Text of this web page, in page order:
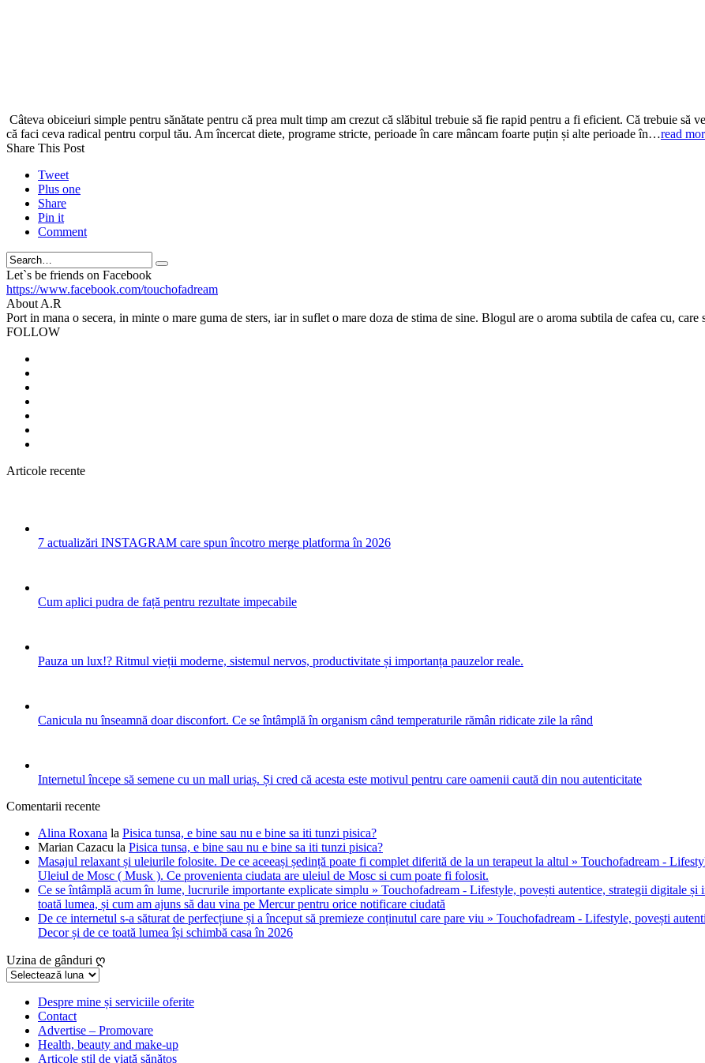
Câteva obiceiuri simple pentru sănătate pentru că prea mult timp am crezut că slăbitul trebuie să fie rapid pentru a fi eficient. Că trebuie să
că faci ceva radical pentru corpul tău. Am încercat diete, programe stricte, perioade în care mâncam foarte puțin și alte perioade în…read
Share This Post
Tweet
Plus one
Share
Pin it
Comment
Search
Let`s be friends on Facebook
https://www.facebook.com/touchofadream
About A.R
Port in mana o secera, in minte o mare guma de sters, iar in suflet o mare doza de stima de sine. Blogul are o aroma subtila de cafea cu,
FOLLOW
Articole recente
7 actualizări INSTAGRAM care spun încotro merge platforma în 2026
Cum aplici pudra de față pentru rezultate impecabile
Pauza un lux!? Ritmul vieții moderne, sistemul nervos, productivitate și importanța pauzelor reale.
Canicula nu înseamnă doar disconfort. Ce se întâmplă în organism când temperaturile rămân ridicate zile la rând
Internetul începe să semene cu un mall uriaș. Și cred că acesta este motivul pentru care oamenii caută din nou autenticitate
Comentarii recente
Alina Roxana la Pisica tunsa, e bine sau nu e bine sa iti tunzi pisica?
Marian Cazacu la Pisica tunsa, e bine sau nu e bine sa iti tunzi pisica?
Masajul relaxant și uleiurile folosite. De ce aceeași ședință poate fi complet diferită de la un terapeut la altul » Touchofadream -
Uleiul de Mosc ( Musk ). Ce provenienta ciudata are uleiul de Mosc si cum poate fi folosit.
Ce se întâmplă acum în lume, lucrurile importante explicate simplu » Touchofadream - Lifestyle, povești autentice, strategii digitale și
toată lumea, și cum am ajuns să dau vina pe Mercur pentru orice notificare ciudată
De ce internetul s-a săturat de perfecțiune și a început să premieze conținutul care pare viu » Touchofadream - Lifestyle, povești
Decor și de ce toată lumea își schimbă casa în 2026
Uzina de gânduri ღ
Uzina
gânduriDespre mine și serviciile oferite
Contact
Advertise – Promovare
Health, beauty and make-up
Articole stil de viață sănătos